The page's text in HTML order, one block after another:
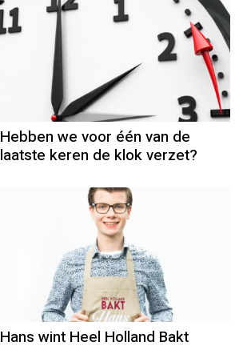
Hebben we voor één van de
laatste keren de klok verzet?
Hans wint Heel Holland Bakt